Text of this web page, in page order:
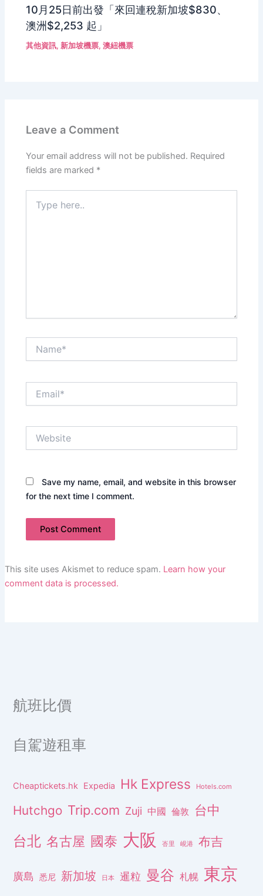
10月25日前出發「來回連稅新加坡$830、
澳洲$2,253 起」
其他資訊,新加坡機票,澳紐機票
Leave a Comment
Your email address will not be published. Required
fields are marked *
here..
Save my name, email, and website in this browser
for the next time I comment.
This site uses Akismet to reduce spam. Learn how your
comment data is processed.
航班比價
自駕遊租車
Cheaptickets.hk Expedia Hk Express Hotels.com
Hutchgo Trip.com Zuji 中國 倫敦 台中
台北 名古屋 國泰 大阪 峇里 峴港 布吉
廣島 悉尼 新加坡 日本 暹粒 曼谷 札幌 東京